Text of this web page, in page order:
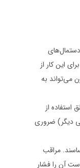
این کار از
می‌تواند به
استفاده از
دیگر) ضروری
مراقب
آن را فشار